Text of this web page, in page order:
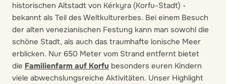
historischen Altstadt von Kérkyra (Korfu-Stadt) -
bekannt als Teil des Weltkulturerbes. Bei einem Besuch
der alten venezianischen Festung kann man sowohl die
schöne Stadt, als auch das traumhafte lonische Meer
erblicken. Nur 650 Meter vom Strand entfernt bietet
die Familienfarm auf Korfu besonders euren Kindern
viele abwechslungsreiche Aktivitäten. Unser Highlight